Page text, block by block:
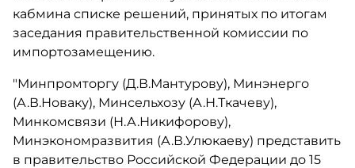
кабмина списке решений, принятых по итогам
заседания правительственной комиссии по
импортозамещению.
"Минпромторгу (Д.В.Мантурову), Минэнерго
(А.В.Новаку), Минсельхозу (А.Н.Ткачеву),
Минкомсвязи (Н.А.Никифорову),
Минэкономразвития (А.В.Улюкаеву) представить
в правительство Российской Федерации до 15